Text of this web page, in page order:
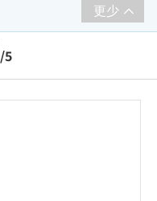
更少
/5